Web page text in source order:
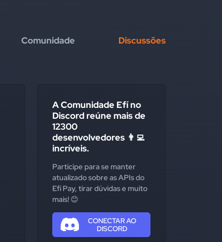
Comunidade Discussões
A Comunidade Efí no
Discord reúne mais de
12300
desenvolvedores 👨‍💻
incríveis.
Participe para se manter
atualizado sobre as APIs do
Efí Pay, tirar dúvidas e muito
mais! 😊
CONECTAR AO
DISCORD